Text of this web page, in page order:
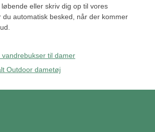
eller skriv dig op til vores
du automatisk besked, når der kommer
til damer
Outdoor dametøj